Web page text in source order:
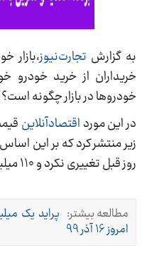
به گزارش تجارت‌نیوز،بازار
خریداران از خرید خودرو
خودروها در بازار چگونه است؟
در این مورد اقتصادآنلاین
روز قبل تغییری نکرد و 110 میلیون تومان قیمت دارد.
مطالعه بیشتر: پراید یک
امروز 16 آذر 99